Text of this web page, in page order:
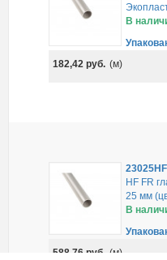
В
182,42руб. (м)
HF FR
25 мм
В
588,76руб. (м)